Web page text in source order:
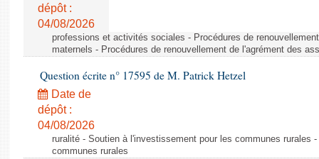
dépôt :
04/08/2026
professions et activités sociales - Procédures de
maternels - Procédures de renouvellement de l'agrément des
Question écrite n° 17595 de M. Patrick Hetzel
Date de
dépôt :
04/08/2026
ruralité - Soutien à l'investissement pour les communes rurales
communes rurales